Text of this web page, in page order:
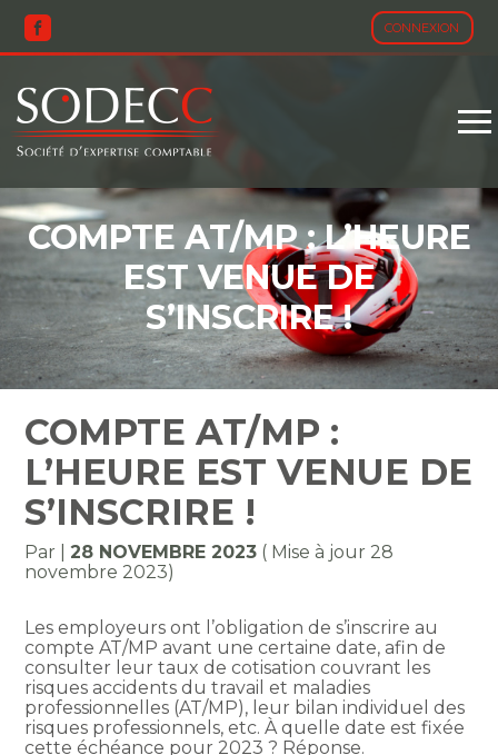
CONNEXION
Aller
au
COMPTE AT/MP : L’HEURE
EST VENUE DE
S’INSCRIRE !
COMPTE AT/MP :
L’HEURE EST VENUE DE
S’INSCRIRE !
Par |28 NOVEMBRE 2023 ( Mise à jour 28
novembre 2023)
Les employeurs ont l’obligation de s’inscrire au
compte AT/MP avant une certaine date, afin de
consulter leur taux de cotisation couvrant les
risques accidents du travail et maladies
professionnelles (AT/MP), leur bilan individuel des
risques professionnels, etc. À quelle date est fixée
cette échéance pour 2023 ? Réponse.